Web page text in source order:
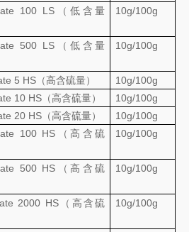
100 LS （低含量
10g/100g
500 LS （低含量
10g/100g
5 HS （高含硫量）
10g/100g
10 HS （高含硫量）
10g/100g
20 HS （高含硫量）
10g/100g
100 HS （高含硫
10g/100g
500 HS （高含硫
10g/100g
2000 HS（高含硫
10g/100g